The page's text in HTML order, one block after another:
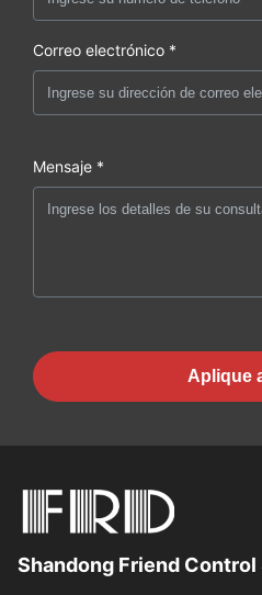
Correo electrónico *
Mensaje *
Aplique
Shandong Friend Control